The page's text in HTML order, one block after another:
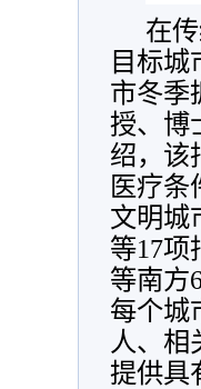
在
目标
市冬季
授、博
绍，该
医疗条
文明城
等17项
等南方
每个城
人、相
提供具